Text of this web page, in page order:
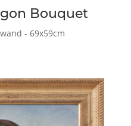
Bouquet
- 69x59cm